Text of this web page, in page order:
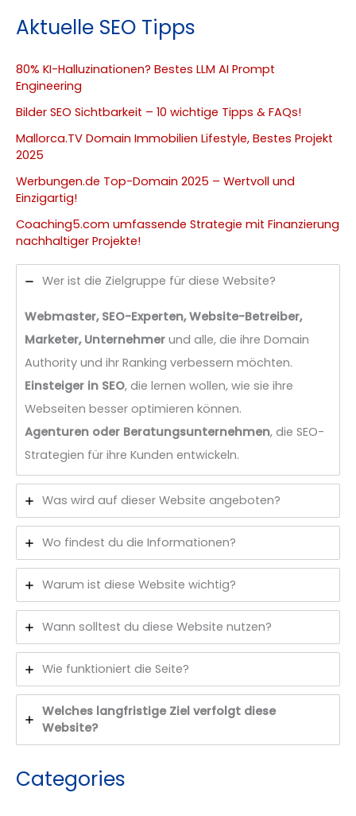
Aktuelle SEO Tipps
80% KI-Halluzinationen? Bestes LLM AI Prompt
Engineering
Bilder SEO Sichtbarkeit – 10 wichtige Tipps & FAQs!
Mallorca.TV Domain Immobilien Lifestyle, Bestes Projekt
2025
Werbungen.de Top-Domain 2025 – Wertvoll und
Einzigartig!
Coaching5.com umfassende Strategie mit Finanzierung
nachhaltiger Projekte!
Wer ist die Zielgruppe für diese Website?
Webmaster, SEO-Experten, Website-Betreiber,
Marketer, Unternehmer und alle, die ihre Domain
Authority und ihr Ranking verbessern möchten.
Einsteiger in SEO, die lernen wollen, wie sie ihre
Webseiten besser optimieren können.
Agenturen oder Beratungsunternehmen, die SEO-
Strategien für ihre Kunden entwickeln.
Was wird auf dieser Website angeboten?
Wo findest du die Informationen?
Warum ist diese Website wichtig?
Wann solltest du diese Website nutzen?
Wie funktioniert die Seite?
Welches langfristige Ziel verfolgt diese
Website?
Categories